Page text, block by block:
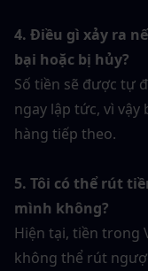
4. Điều gì xảy ra
bại hoặc bị hủy?
Số tiền sẽ được tự
ngay lập tức, vì
hàng tiếp theo.
5. Tôi có thể rút
mình không?
Hiện tại, tiền trong
không thể rút